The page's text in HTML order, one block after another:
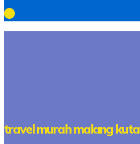
travel murah malang kuta